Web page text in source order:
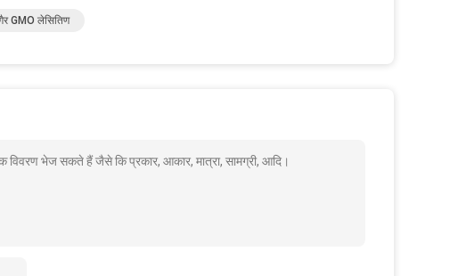
GMO लेसितिण
भेज सकते हैं जैसे कि प्रकार, आकार, मात्रा, सामग्री, आदि।